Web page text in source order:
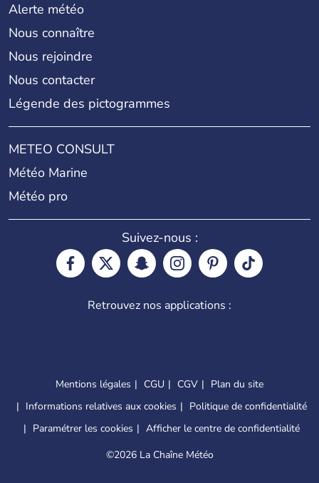
Alerte météo
Nous connaître
Nous rejoindre
Nous contacter
Légende des pictogrammes
METEO CONSULT
Météo Marine
Météo pro
Suivez-nous :
Retrouvez nos applications :
Mentions légales CGU CGV
Plan du site
Informations relatives aux cookies
Politique de confidentialité
Paramétrer les cookies
Afficher le centre de confidentialité
©2026 La Chaîne Météo